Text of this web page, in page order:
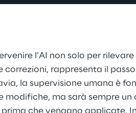
l’AI non solo per
correzioni, rappresenta il
la supervisione umana è
modifiche, ma sarà sempre un
che vengano applicate.